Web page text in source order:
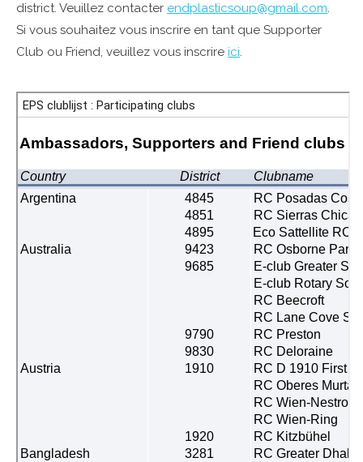
district. Veuillez contacter endplasticsoup@gmail.com.
Si vous souhaitez vous inscrire en tant que Supporter
Club ou Friend, veuillez vous inscrire ici.